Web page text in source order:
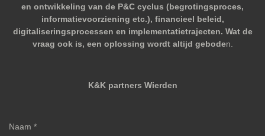
en ontwikkeling van de P&C cyclus (begrotingsproces,
informatievoorziening etc.), financieel beleid,
digitaliseringsprocessen en implementatietrajecten. Wat de
vraag ook is, een oplossing wordt altijd geboden.
K&K partners Wierden
Naam *